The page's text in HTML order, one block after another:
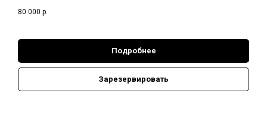
80 000 р.
Подробнее
Зарезервировать